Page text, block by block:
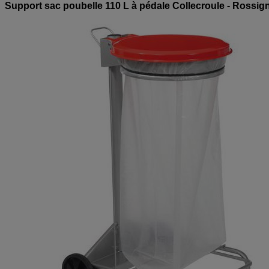
Support sac poubelle 110 L à pédale Collecroule -